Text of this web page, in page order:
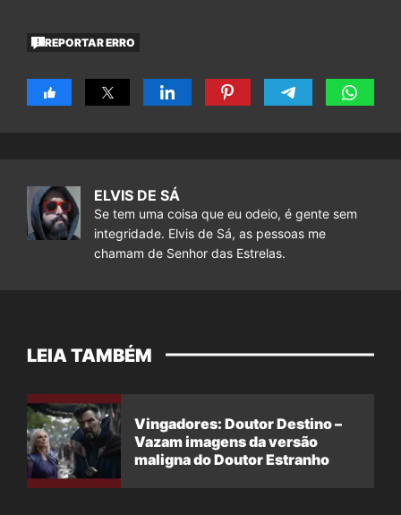
REPORTAR ERRO
ELVIS DE SÁ
Se tem uma coisa que eu odeio, é gente sem
integridade. Elvis de Sá, as pessoas me
chamam de Senhor das Estrelas.
LEIA TAMBÉM
Vingadores: Doutor Destino –
Vazam imagens da versão
maligna do Doutor Estranho